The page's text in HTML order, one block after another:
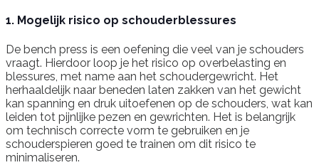
1. Mogelijk risico op schouderblessures
De bench press is een oefening die veel van je schouders
vraagt. Hierdoor loop je het risico op overbelasting en
blessures, met name aan het schoudergewricht. Het
herhaaldelijk naar beneden laten zakken van het gewicht
kan spanning en druk uitoefenen op de schouders, wat kan
leiden tot pijnlijke pezen en gewrichten. Het is belangrijk
om technisch correcte vorm te gebruiken en je
schouderspieren goed te trainen om dit risico te
minimaliseren.